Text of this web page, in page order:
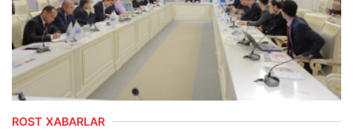
ROST XABARLAR